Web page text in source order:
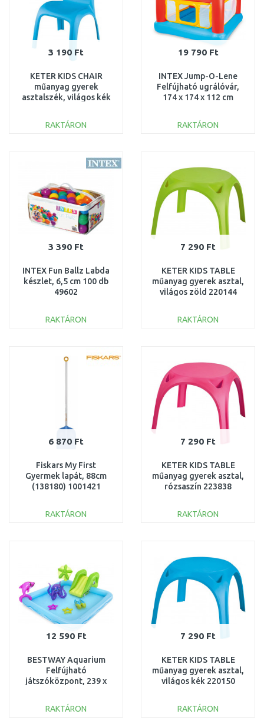
3 190 Ft
KETER KIDS CHAIR
műanyag gyerek
asztalszék, világos kék
RAKTÁRON
Összehasonlítás
19 790 Ft
INTEX Jump-O-Lene
Felfújható ugrálóvár,
174 x 174 x 112 cm
RAKTÁRON
3 390 Ft
INTEX Fun Ballz Labda
készlet, 6,5 cm 100 db
49602
RAKTÁRON
Összehasonlítás
7 290 Ft
KETER KIDS TABLE
műanyag gyerek asztal,
világos zöld 220144
RAKTÁRON
6 870 Ft
Fiskars My First
Gyermek lapát, 88cm
(138180) 1001421
RAKTÁRON
7 290 Ft
KETER KIDS TABLE
műanyag gyerek asztal,
rózsaszín 223838
RAKTÁRON
12 590 Ft
BESTWAY Aquarium
Felfújható
játszóközpont, 239 x
RAKTÁRON
7 290 Ft
KETER KIDS TABLE
műanyag gyerek asztal,
világos kék 220150
RAKTÁRON